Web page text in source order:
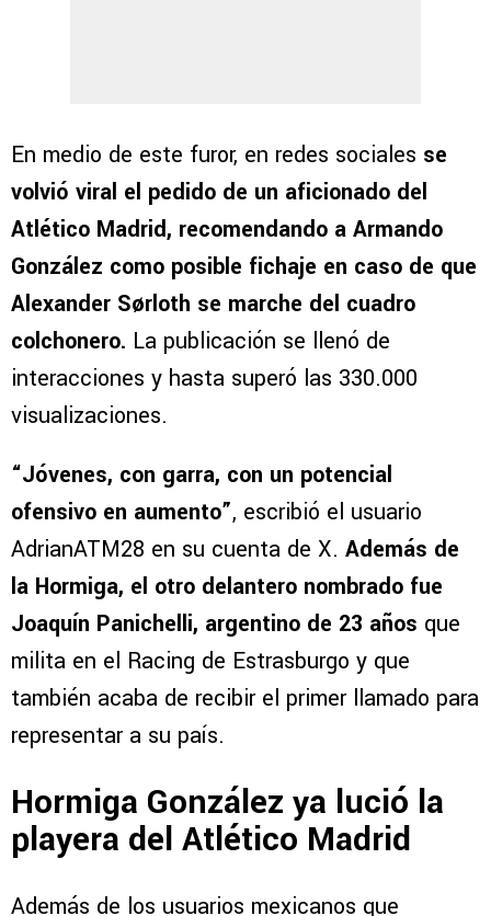
En medio de este furor, en redes sociales se
volvió viral el pedido de un aficionado del
Atlético Madrid, recomendando a Armando
González como posible fichaje en caso de que
Alexander Sørloth se marche del cuadro
colchonero. La publicación se llenó de
interacciones y hasta superó las 330.000
visualizaciones.
“Jóvenes, con garra, con un potencial
ofensivo en aumento”, escribió el usuario
AdrianATM28 en su cuenta de X. Además de
la Hormiga, el otro delantero nombrado fue
Joaquín Panichelli, argentino de 23 años que
milita en el Racing de Estrasburgo y que
también acaba de recibir el primer llamado para
representar a su país.
Hormiga González ya lució la
playera del Atlético Madrid
Además de los usuarios mexicanos que